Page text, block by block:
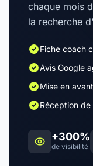
chaque mois
la recherche
Fiche coach
Avis Google
Mise en
Réception
+300%
de visibilité